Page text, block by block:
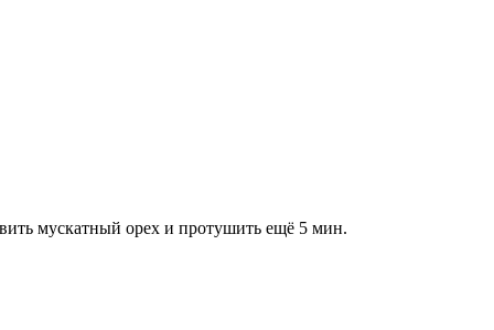
мускатный орех и протушить ещё 5 мин.